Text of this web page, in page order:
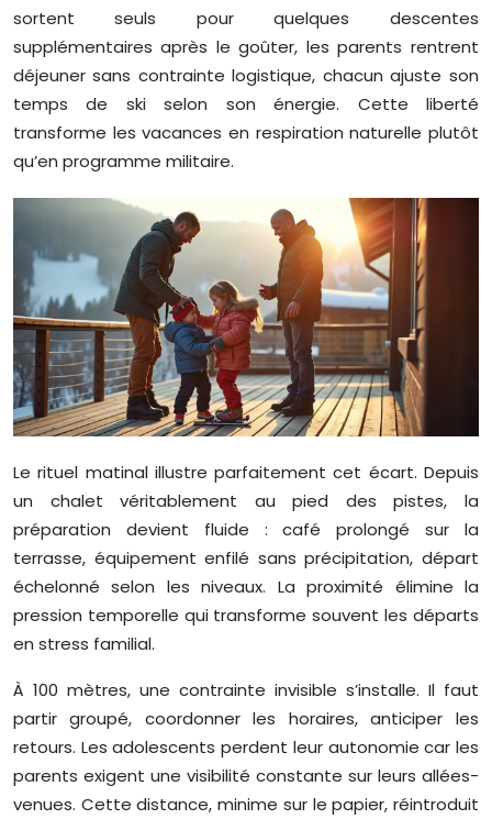
sortent seuls pour quelques descentes
supplémentaires après le goûter, les parents rentrent
déjeuner sans contrainte logistique, chacun ajuste son
temps de ski selon son énergie. Cette liberté
transforme les vacances en respiration naturelle plutôt
qu’en programme militaire.
Le rituel matinal illustre parfaitement cet écart. Depuis
un chalet véritablement au pied des pistes, la
préparation devient fluide : café prolongé sur la
terrasse, équipement enfilé sans précipitation, départ
échelonné selon les niveaux. La proximité élimine la
pression temporelle qui transforme souvent les départs
en stress familial.
À 100 mètres, une contrainte invisible s’installe. Il faut
partir groupé, coordonner les horaires, anticiper les
retours. Les adolescents perdent leur autonomie car les
parents exigent une visibilité constante sur leurs allées-
venues. Cette distance, minime sur le papier, réintroduit